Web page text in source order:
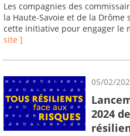
Les compagnies des
la Haute-Savoie et de la
cette initiative pour engager le
site ]
05/02/
2024